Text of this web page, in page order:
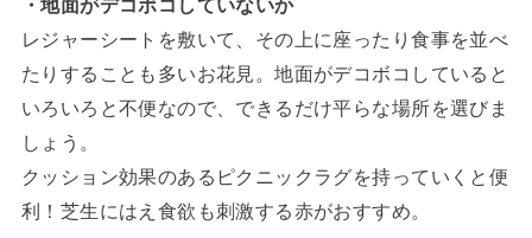
・地面がデコボコしていないか
レジャーシートを敷いて、その上に座ったり食事を並べ
たりすることも多いお花見。地面がデコボコしていると
いろいろと不便なので、できるだけ平らな場所を選びま
しょう。
クッション効果のあるピクニックラグを持っていくと便
利！芝生にはえ食欲も刺激する赤がおすすめ。